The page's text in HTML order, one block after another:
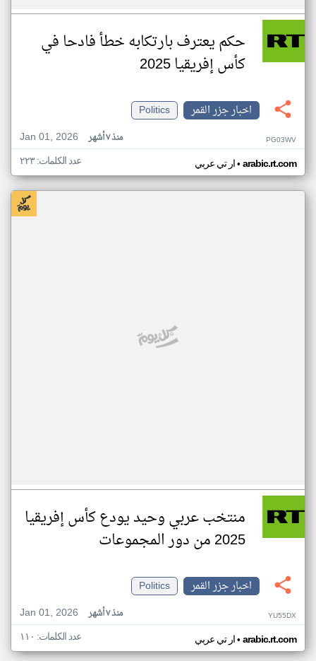
حكم يعترف بارتكابه خطأ فادحا في
كأس إفريقيا 2025
اخبار جزر القمر
Politics
Jan 01, 2026
منذ ٧ أشهر PG03WV
ار تي عربي• arabic.rt.com عدد الكلمات: ٢٢٣
منتخب عربي وحيد يودع كأس إفريقيا
2025 من دور المجموعات
اخبار جزر القمر
Politics
Jan 01, 2026
منذ ٧ أشهر YU55DX
ار تي عربي• arabic.rt.com عدد الكلمات: ١١٠